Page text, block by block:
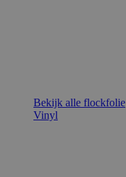
Bekijk alle flockfolie
Vinyl